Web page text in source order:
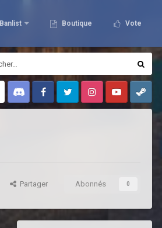
Banlist Boutique Vote
Discord FacebookTwitter InstagramYoutubeSteam
Partager Abonnés 0